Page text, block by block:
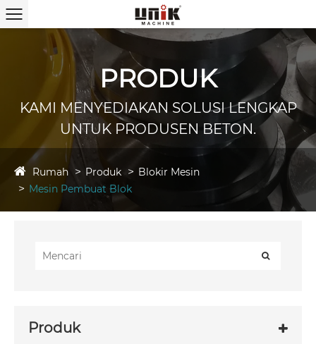
PRODUK
KAMI MENYEDIAKAN SOLUSI LENGKAP
UNTUK PRODUSEN BETON.
Rumah Produk
Blokir Mesin
Mesin Pembuat Blok
Produk